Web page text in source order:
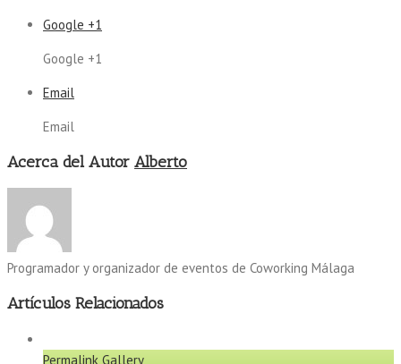
Google +1
Google +1
Email
Email
Acerca del Autor Alberto
Programador y organizador de eventos de Coworking Málaga
Artículos Relacionados
Permalink Gallery